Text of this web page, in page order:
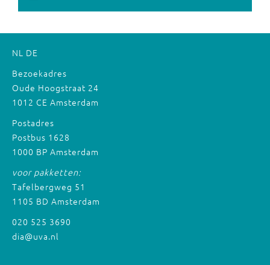
NL DE
Bezoekadres
Oude Hoogstraat 24
1012 CE Amsterdam
Postadres
Postbus 1628
1000 BP Amsterdam
voor pakketten:
Tafelbergweg 51
1105 BD Amsterdam
020 525 3690
dia@uva.nl